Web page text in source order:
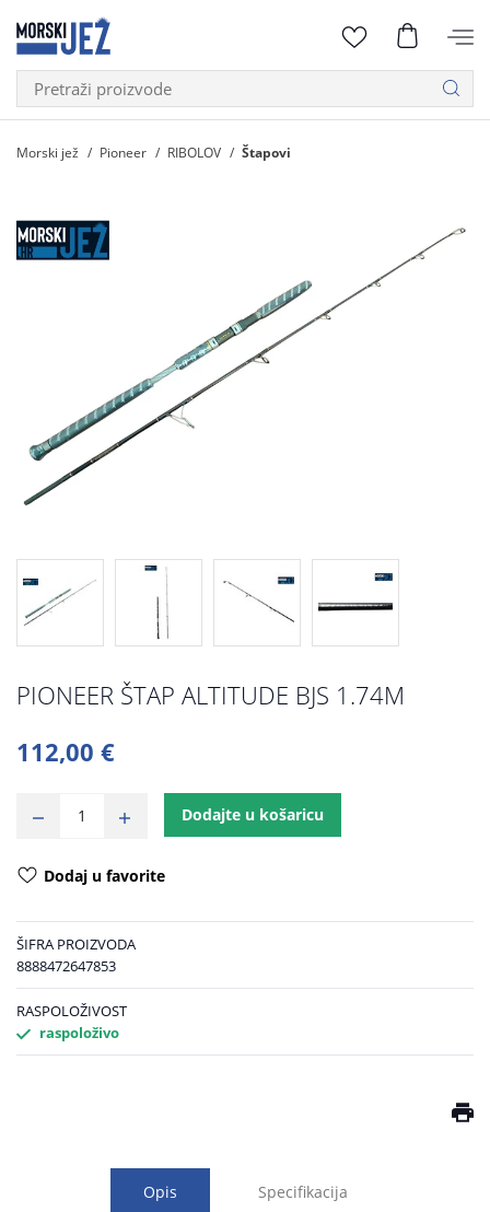
Morski jež Pioneer RIBOLOV Štapovi
PIONEER ŠTAP ALTITUDE BJS 1.74M
112,00 €
Dodajte u košaricu
Dodaj u favorite
ŠIFRA PROIZVODA
8888472647853
RASPOLOŽIVOST
raspoloživo
Opis Specifikacija